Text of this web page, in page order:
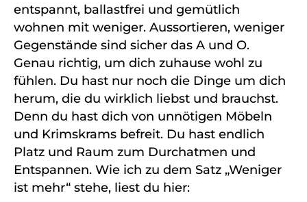
entspannt, ballastfrei und gemütlich
wohnen mit weniger. Aussortieren, weniger
Gegenstände sind sicher das A und O.
Genau richtig, um dich zuhause wohl zu
fühlen. Du hast nur noch die Dinge um dich
herum, die du wirklich liebst und brauchst.
Denn du hast dich von unnötigen Möbeln
und Krimskrams befreit. Du hast endlich
Platz und Raum zum Durchatmen und
Entspannen. Wie ich zu dem Satz „Weniger
ist mehr“ stehe, liest du hier: